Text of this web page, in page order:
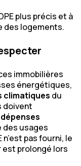
plus précis et à
des logements.
immobilières
énergétiques,
climatiques du
doivent
des usages
pas fourni, le
est prolongé lors